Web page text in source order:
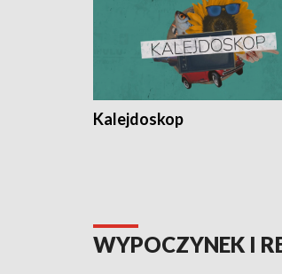
Kalejdoskop
WYPOCZYNEK I